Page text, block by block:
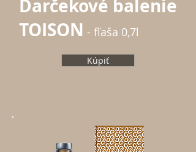
Darčekové balenie
TOISON - fľaša 0,7l
Kúpiť